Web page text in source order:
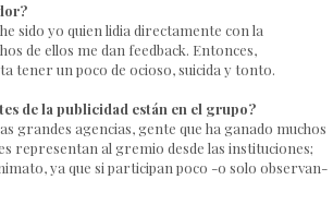
sido yo quien lidia directamente con la
de ellos me dan feedback. Entonces,
tener un poco de ocioso, suicida y tonto.
de la publicidad están en el grupo?
grandes agencias, gente que ha ganado muchos
representan al gremio desde las instituciones;
ya que si participan poco -o solo observan-